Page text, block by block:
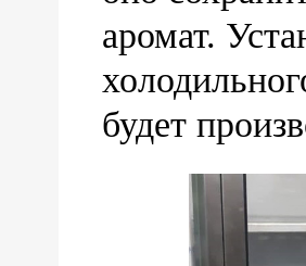
аромат.
будет